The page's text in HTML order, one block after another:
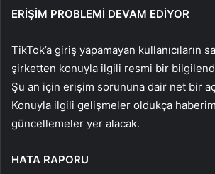
ERİŞİM PROBLEMİ DEVAM EDİYOR
TikTok’a giriş yapamayan kullanıcıların
şirketten konuyla ilgili resmi bir
Şu an için erişim sorununa dair net bir
Konuyla ilgili gelişmeler oldukça
güncellemeler yer alacak.
HATA RAPORU